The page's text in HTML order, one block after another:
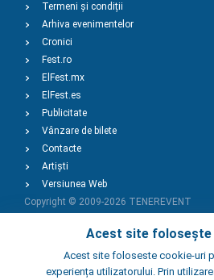
Acest site folosește
Acest site foloseste cookie-uri
experiența utilizatorului. Prin
Termeni și condiții
Arhiva evenimentelor
Cronici
Fest.ro
ElFest.mx
ElFest.es
Publicitate
Vânzare de bilete
Contacte
Artiști
Versiunea Web
Copyright © 2009-2026 TENEREVENT
Adaugă